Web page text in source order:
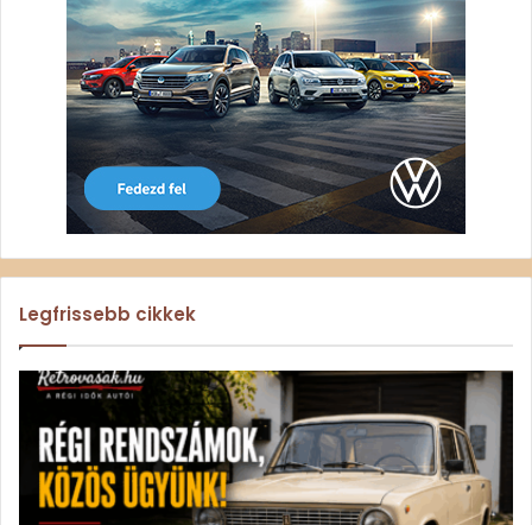
Legfrissebb cikkek